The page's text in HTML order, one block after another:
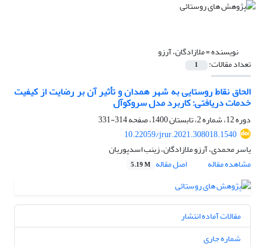
نویسنده =ملازادگان، آرزو
تعداد مقالات: 1
الحاق نقاط روستایی به شهر همدان و تأثیر آن بر رضایت از کیفیت
خدمات دریافتی: کاربرد مدل سروکوآل
دوره 12، شماره 2، تابستان 1400، صفحه
314-331
10.22059/jrur.2021.308018.1540
یاسر محمدی، آرزو ملازادگان، زینب اسدپوریان
مشاهده مقاله
اصل مقاله 5.19 M
مقالات آماده انتشار
شماره جاری